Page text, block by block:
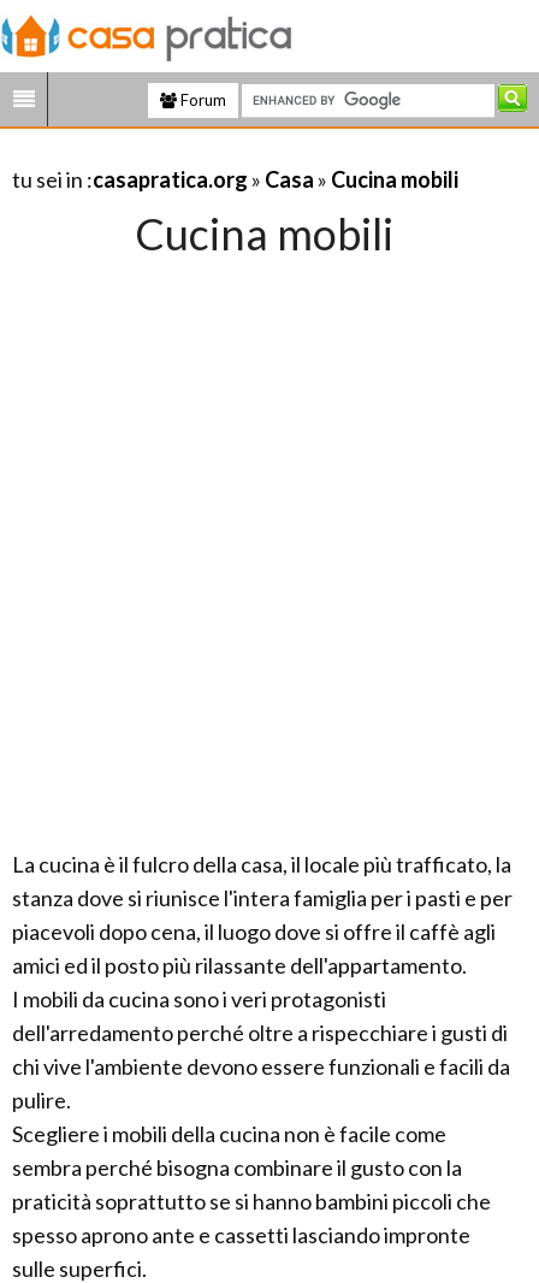
Forum
tu sei in :casapratica.org » Casa » Cucina mobili
Cucina mobili
La cucina è il fulcro della casa, il locale più trafficato, la
stanza dove si riunisce l'intera famiglia per i pasti e per
piacevoli dopo cena, il luogo dove si offre il caffè agli
amici ed il posto più rilassante dell'appartamento.
I mobili da cucina sono i veri protagonisti
dell'arredamento perché oltre a rispecchiare i gusti di
chi vive l'ambiente devono essere funzionali e facili da
pulire.
Scegliere i mobili della cucina non è facile come
sembra perché bisogna combinare il gusto con la
praticità soprattutto se si hanno bambini piccoli che
spesso aprono ante e cassetti lasciando impronte
sulle superfici.